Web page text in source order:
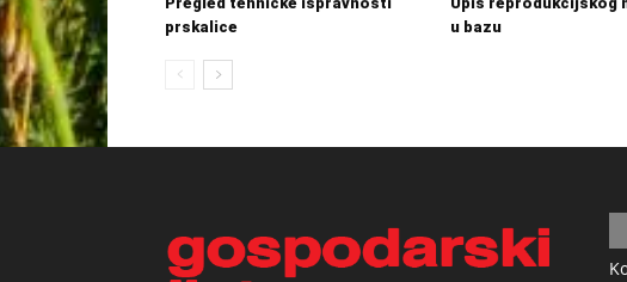
prskalice
u bazu